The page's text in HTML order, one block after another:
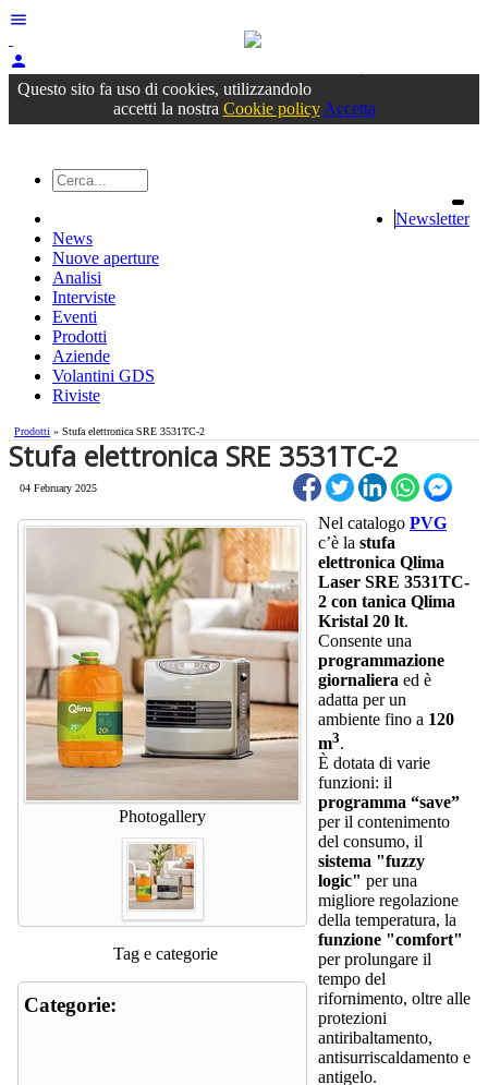
menu
person
Accedioppure registrati
Questo sito fa uso di cookies, utilizzandolo
accetti la nostra Cookie policy Accetta
Newsletter
News
Nuove aperture
Analisi
Interviste
Eventi
Prodotti
Aziende
Volantini GDS
Riviste
Prodotti » Stufa elettronica SRE 3531TC-2
Stufa elettronica SRE 3531TC-2
04 February 2025
Photogallery
Tag e categorie
Categorie:
Nel catalogo PVG
c’è la stufa
elettronica Qlima
Laser SRE 3531TC-
2 con tanica Qlima
Kristal 20 lt.
Consente una
programmazione
giornaliera ed è
adatta per un
ambiente fino a 120
m3.
È dotata di varie
funzioni: il
programma “save”
per il contenimento
del consumo, il
sistema "fuzzy
logic" per una
migliore regolazione
della temperatura, la
funzione "comfort"
per prolungare il
tempo del
rifornimento, oltre alle
protezioni
antiribaltamento,
antisurriscaldamento e
antigelo.